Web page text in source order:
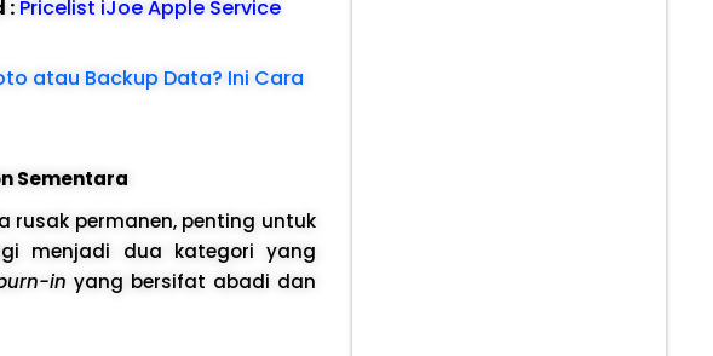
: Pricelist iJoe Apple Service
atau Backup Data? Ini Cara
Sementara
rusak permanen, penting untuk
menjadi dua kategori yang
in yang bersifat abadi dan